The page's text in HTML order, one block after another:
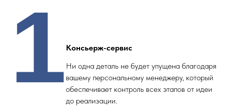
Консьерж-сервис
Ни одна деталь не будет упущена благодаря
вашему персональному менеджеру, который
обеспечивает контроль всех этапов от идеи
до реализации.
1